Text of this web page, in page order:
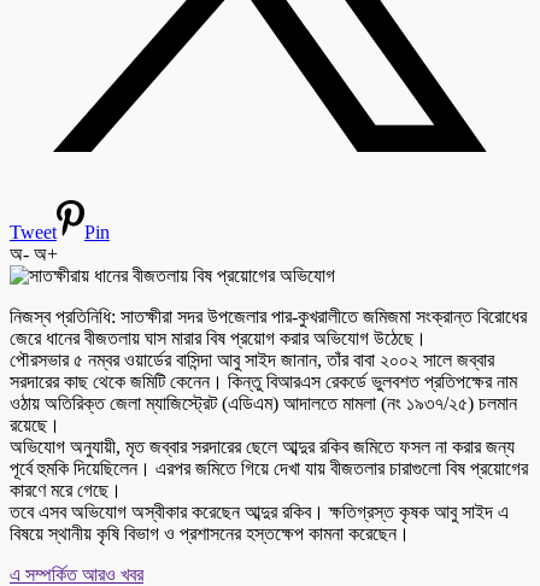
Tweet
Pin
অ- অ+
নিজস্ব প্রতিনিধি: সাতক্ষীরা সদর উপজেলার পার-কুখরালীতে জমিজমা সংক্রান্ত বিরোধের
জেরে ধানের বীজতলায় ঘাস মারার বিষ প্রয়োগ করার অভিযোগ উঠেছে।
পৌরসভার ৫ নম্বর ওয়ার্ডের বাসিন্দা আবু সাইদ জানান, তাঁর বাবা ২০০২ সালে জব্বার
সরদারের কাছ থেকে জমিটি কেনেন। কিন্তু বিআরএস রেকর্ডে ভুলবশত প্রতিপক্ষের নাম
ওঠায় অতিরিক্ত জেলা ম্যাজিস্ট্রেট (এডিএম) আদালতে মামলা (নং ১৯৩৭/২৫) চলমান
রয়েছে।
অভিযোগ অনুযায়ী, মৃত জব্বার সরদারের ছেলে আব্দুর রকিব জমিতে ফসল না করার জন্য
পূর্বে হুমকি দিয়েছিলেন। এরপর জমিতে গিয়ে দেখা যায় বীজতলার চারাগুলো বিষ প্রয়োগের
কারণে মরে গেছে।
তবে এসব অভিযোগ অস্বীকার করেছেন আব্দুর রকিব। ক্ষতিগ্রস্ত কৃষক আবু সাইদ এ
বিষয়ে স্থানীয় কৃষি বিভাগ ও প্রশাসনের হস্তক্ষেপ কামনা করেছেন।
এ সম্পর্কিত আরও খবর